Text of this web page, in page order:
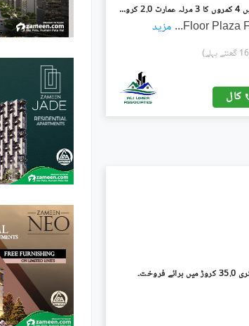
ایس جی گارڈن بیدیاں روڈ,لاہور میں 4 کمروں کا 3 مرلہ عمارت 2.0 کروڑ میں برائے فروخت۔
... مزید
کال